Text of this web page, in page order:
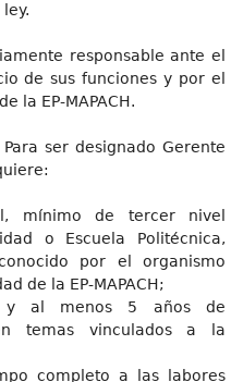
responsable ante el
de sus funciones y por el
la EP-MAPACH.
Para ser designado Gerente
mínimo de tercer nivel
o Escuela Politécnica,
por el organismo
de la EP-MAPACH;
y al menos 5 años de
temas vinculados a la
completo a las labores